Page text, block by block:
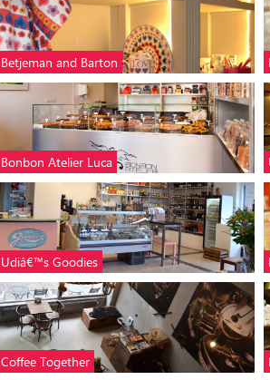
Betjeman and Barton
Bonbon Atelier Luca
Udiâ€™s Goodies
Coffee Together